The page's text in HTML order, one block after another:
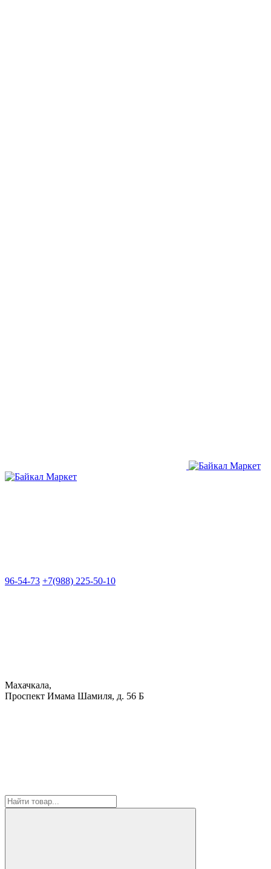
96-54-73 +7(988) 225-50-10
Махачкала,
Проспект Имама Шамиля, д. 56 Б